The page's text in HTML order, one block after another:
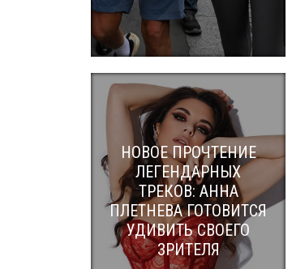
НОВОЕ ПРОЧТЕНИЕ
ЛЕГЕНДАРНЫХ
ТРЕКОВ: АННА
ПЛЕТНЕВА ГОТОВИТСЯ
УДИВИТЬ СВОЕГО
ЗРИТЕЛЯ